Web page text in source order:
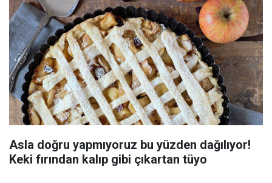
Asla doğru yapmıyoruz bu yüzden dağılıyor!
Keki fırından kalıp gibi çıkartan tüyo